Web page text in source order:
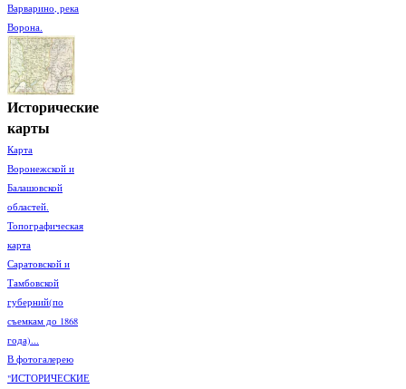
Варварино, река
Ворона.
Исторические
карты
Карта
Воронежской и
Балашовской
областей.
Топографическая
карта
Саратовской и
Тамбовской
губерний(по
съемкам до 1868
года)...
В фотогалерею
"ИСТОРИЧЕСКИЕ